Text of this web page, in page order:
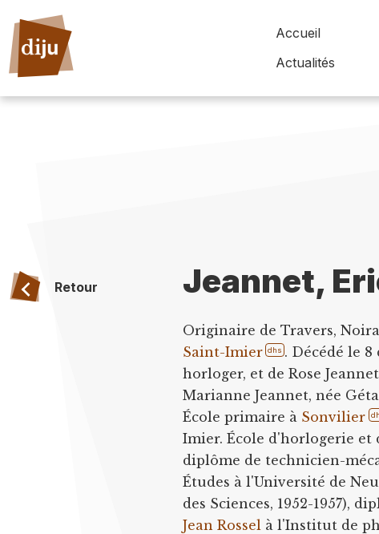
Accueil
Actualités
Retour Jeannet,
Originaire de Travers,
Saint-Imier
dhs . Décédé le
horloger, et de Rose
Marianne Jeannet, née
École primaire à Sonvilier
Imier. École d'horlogerie et
diplôme de technicien-
Études à l'Université de
des Sciences, 1952-1957),
Jean Rossel à l'Institut de